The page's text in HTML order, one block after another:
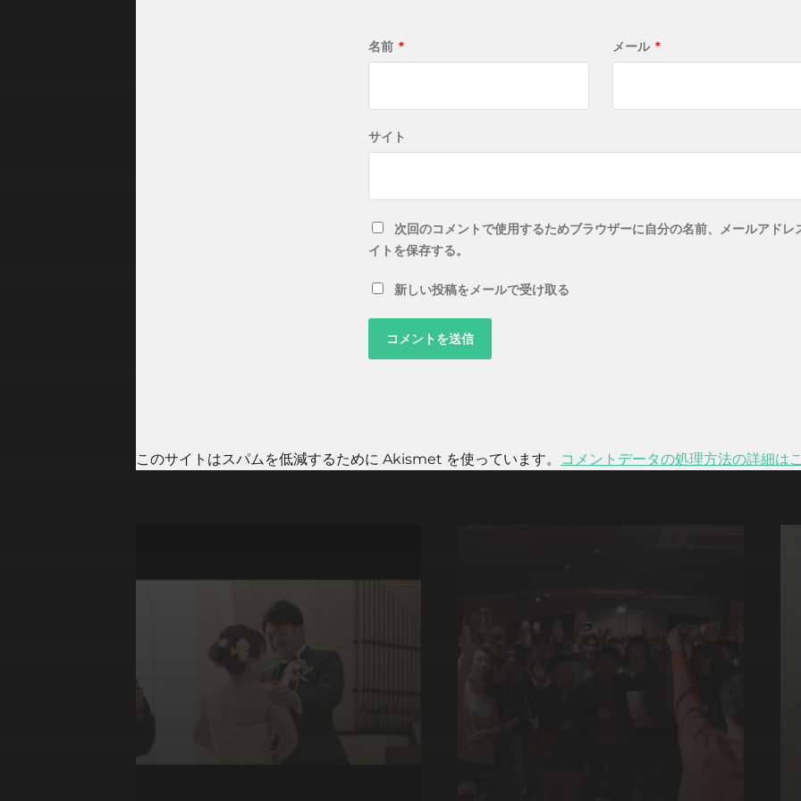
名前 * メール *
サイト
次回のコメントで使用するためブラウザーに自分の名前、メールアドレ
イトを保存する。
新しい投稿をメールで受け取る
このサイトはスパムを低減するために Akismet を使っています。 コメントデータの処理方法の詳細は